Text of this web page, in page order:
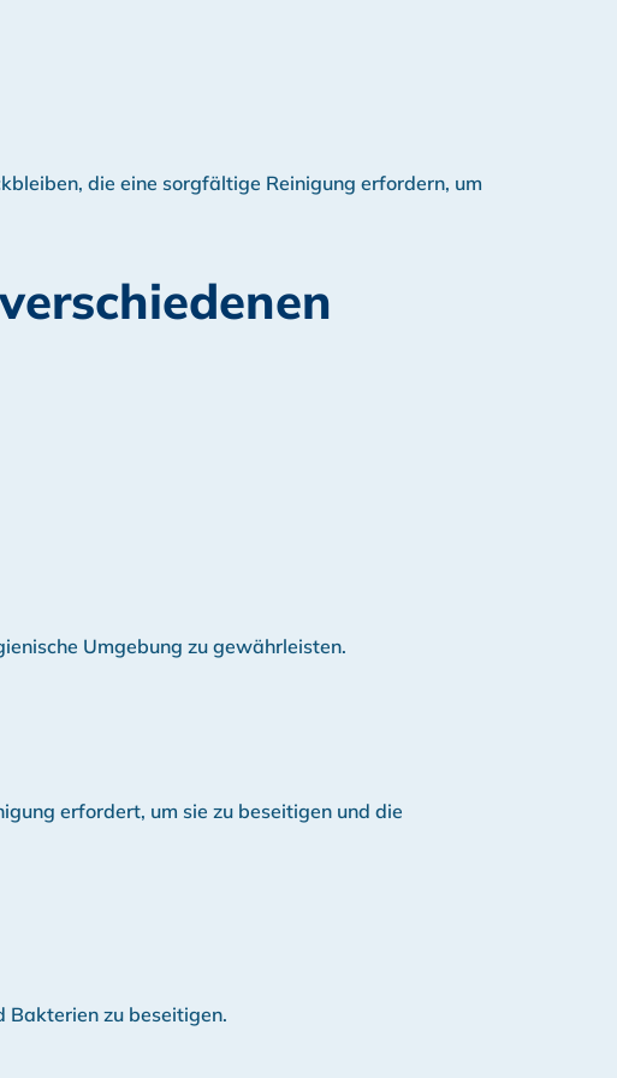
die eine sorgfältige Reinigung erfordern, um
Umgebung zu gewährleisten.
erfordert, um sie zu beseitigen und die
Bakterien zu beseitigen.